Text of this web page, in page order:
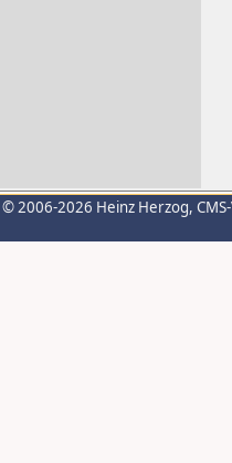
© 2006-2026 Heinz Herzog,